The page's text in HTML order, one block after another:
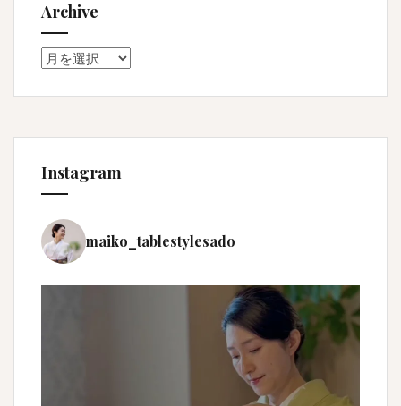
Archive
Archive
Instagram
maiko_tablestylesado